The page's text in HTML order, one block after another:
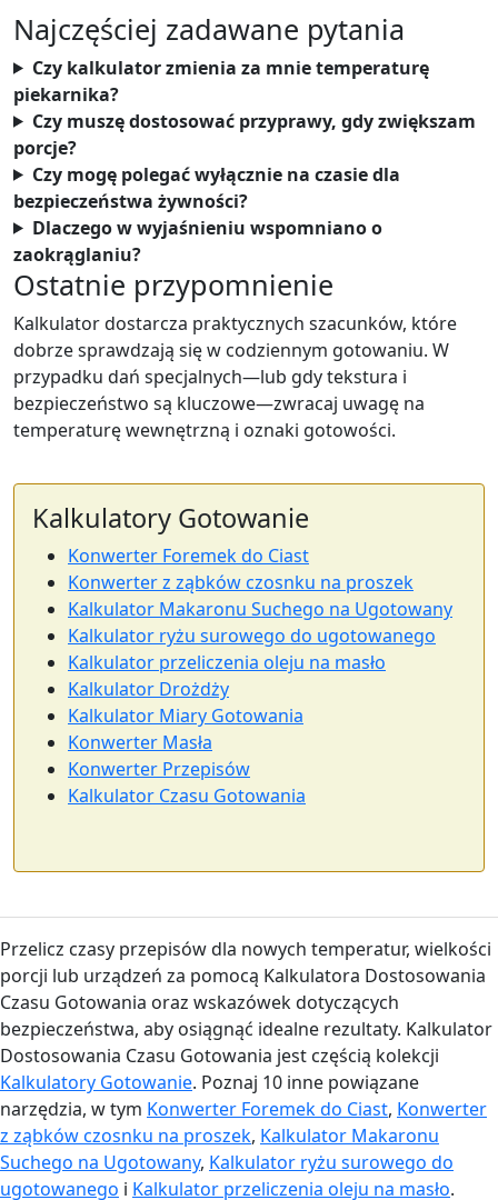
Najczęściej zadawane pytania
Czy kalkulator zmienia za mnie temperaturę
piekarnika?
Czy muszę dostosować przyprawy, gdy zwiększam
porcje?
Czy mogę polegać wyłącznie na czasie dla
bezpieczeństwa żywności?
Dlaczego w wyjaśnieniu wspomniano o
zaokrąglaniu?
Ostatnie przypomnienie
Kalkulator dostarcza praktycznych szacunków, które
dobrze sprawdzają się w codziennym gotowaniu. W
przypadku dań specjalnych—lub gdy tekstura i
bezpieczeństwo są kluczowe—zwracaj uwagę na
temperaturę wewnętrzną i oznaki gotowości.
Kalkulatory Gotowanie
Konwerter Foremek do Ciast
Konwerter z ząbków czosnku na proszek
Kalkulator Makaronu Suchego na Ugotowany
Kalkulator ryżu surowego do ugotowanego
Kalkulator przeliczenia oleju na masło
Kalkulator Drożdży
Kalkulator Miary Gotowania
Konwerter Masła
Konwerter Przepisów
Kalkulator Czasu Gotowania
Przelicz czasy przepisów dla nowych temperatur, wielkości
porcji lub urządzeń za pomocą Kalkulatora Dostosowania
Czasu Gotowania oraz wskazówek dotyczących
bezpieczeństwa, aby osiągnąć idealne rezultaty. Kalkulator
Dostosowania Czasu Gotowania jest częścią kolekcji
Kalkulatory Gotowanie. Poznaj 10 inne powiązane
narzędzia, w tym Konwerter Foremek do Ciast, Konwerter
z ząbków czosnku na proszek, Kalkulator Makaronu
Suchego na Ugotowany, Kalkulator ryżu surowego do
ugotowanego i Kalkulator przeliczenia oleju na masło.